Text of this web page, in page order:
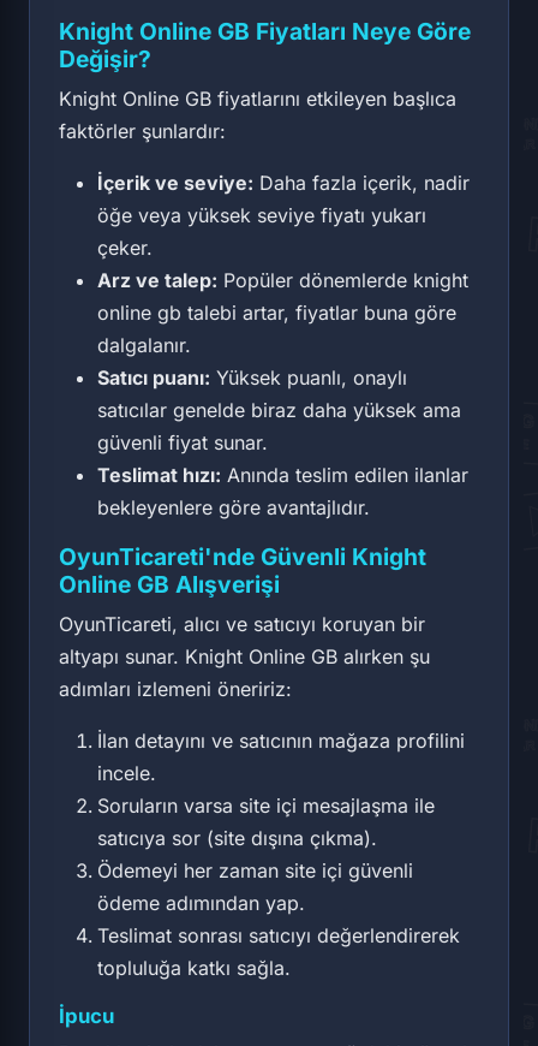
Knight Online GB Fiyatları Neye Göre
Değişir?
Knight Online GB fiyatlarını etkileyen başlıca
faktörler şunlardır:
İçerik ve seviye: Daha fazla içerik, nadir
öğe veya yüksek seviye fiyatı yukarı
çeker.
Arz ve talep: Popüler dönemlerde knight
online gb talebi artar, fiyatlar buna göre
dalgalanır.
Satıcı puanı: Yüksek puanlı, onaylı
satıcılar genelde biraz daha yüksek ama
güvenli fiyat sunar.
Teslimat hızı: Anında teslim edilen ilanlar
bekleyenlere göre avantajlıdır.
OyunTicareti'nde Güvenli Knight
Online GB Alışverişi
OyunTicareti, alıcı ve satıcıyı koruyan bir
altyapı sunar. Knight Online GB alırken şu
adımları izlemeni öneririz:
İlan detayını ve satıcının mağaza profilini
incele.
Soruların varsa site içi mesajlaşma ile
satıcıya sor (site dışına çıkma).
Ödemeyi her zaman site içi güvenli
ödeme adımından yap.
Teslimat sonrası satıcıyı değerlendirerek
topluluğa katkı sağla.
İpucu